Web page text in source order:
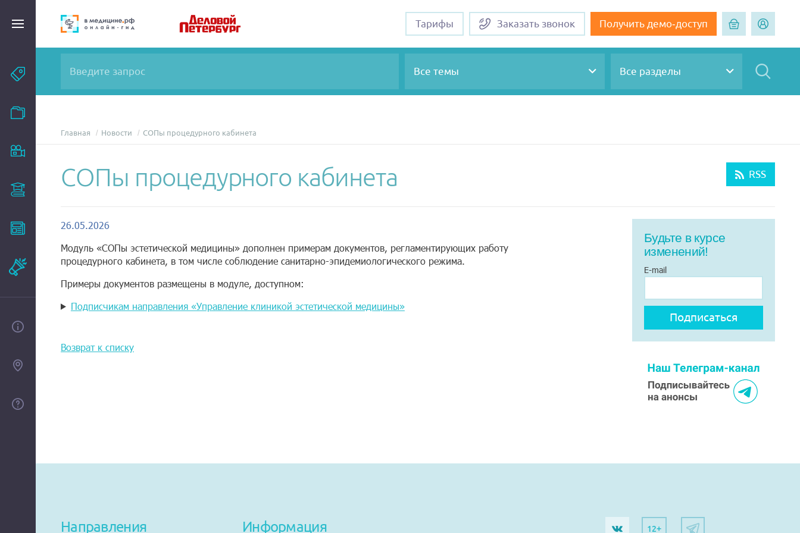
Тарифы Заказать звонок Получить демо-доступ
Темы
Эксперты
Новости
Рекламодателям
Все темы Все разделы
Главная Новости СОПы процедурного кабинета
RSS
СОПы процедурного кабинета
26.05.2026
Модуль «СОПы эстетической медицины» дополнен примерам документов, регламентирующих работу
процедурного кабинета, в том числе соблюдение санитарно-эпидемиологического режима.
Примеры документов размещены в модуле, доступном:
Подписчикам направления «Управление клиникой эстетической медицины»
Возврат к списку
Будьте в курсе
изменений!
E-mail
Направления Информация 12+